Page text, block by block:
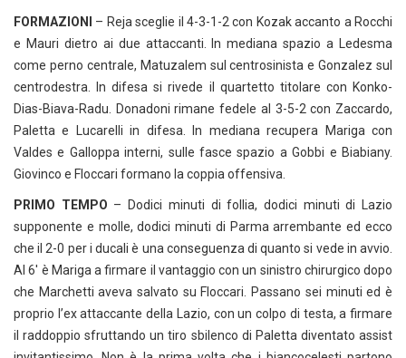
FORMAZIONI
– Reja sceglie il 4-3-1-2 con Kozak accanto a Rocchi
e Mauri dietro ai due attaccanti. In mediana spazio a Ledesma
come perno centrale, Matuzalem sul centrosinista e Gonzalez sul
centrodestra. In difesa si rivede il quartetto titolare con Konko-
Dias-Biava-Radu. Donadoni rimane fedele al 3-5-2 con Zaccardo,
Paletta e Lucarelli in difesa. In mediana recupera Mariga con
Valdes e Galloppa interni, sulle fasce spazio a Gobbi e Biabiany.
Giovinco e Floccari formano la coppia offensiva.
PRIMO TEMPO – Dodici minuti di follia, dodici minuti di Lazio
supponente e molle, dodici minuti di Parma arrembante ed ecco
che il 2-0 per i ducali è una conseguenza di quanto si vede in avvio.
Al 6′ è Mariga a firmare il vantaggio con un sinistro chirurgico dopo
che Marchetti aveva salvato su Floccari. Passano sei minuti ed è
proprio l’ex attaccante della Lazio, con un colpo di testa, a firmare
il raddoppio sfruttando un tiro sbilenco di Paletta diventato assist